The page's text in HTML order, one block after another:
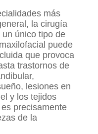
más
la cirugía
único tipo de
puede
que provoca
trastornos de
lesiones en
y los tejidos
precisamente
de la